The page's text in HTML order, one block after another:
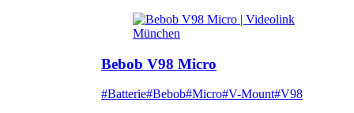
Bebob V98 Micro
#Batterie#Bebob#Micro#V-Mount#V98